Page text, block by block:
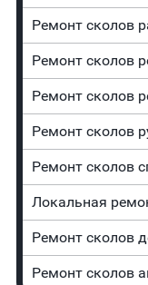
Ремонт сколов
Ремонт сколов
Ремонт сколов
Ремонт сколов
Ремонт сколов
Локальная
Ремонт сколов
Ремонт сколов